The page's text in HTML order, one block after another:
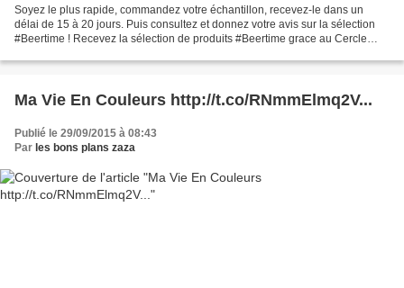
Soyez le plus rapide, commandez votre échantillon, recevez-le dans un
délai de 15 à 20 jours. Puis consultez et donnez votre avis sur la sélection
#Beertime ! Recevez la sélection de produits #Beertime grace au Cercle
Ma Vie En Couleurs http://t.co/RNmmElmq2V...
Publié le 29/09/2015 à 08:43
Par les bons plans zaza